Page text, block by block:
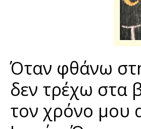
Όταν φθάνω
δεν τρέχω στα
τον χρόνο μου